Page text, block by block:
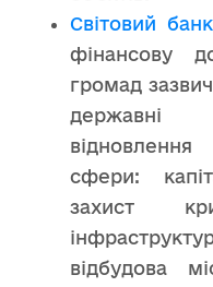
Світовий
фінансову
громад
державні
сфери:
захист
відбудова